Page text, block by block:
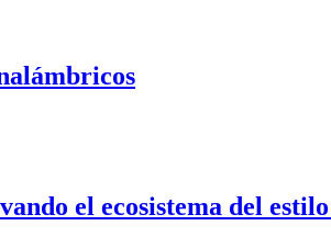
el ecosistema del